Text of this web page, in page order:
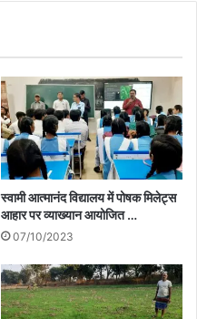
स्वामी आत्मानंद विद्यालय में पोषक मिलेट्स
आहार पर व्याख्यान आयोजित …
07/10/2023